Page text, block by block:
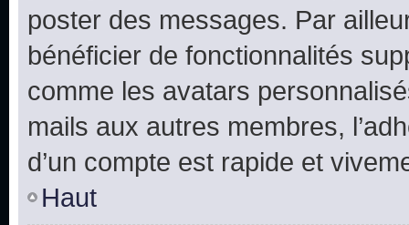
poster des messages. Par
bénéficier de fonctionnalités
comme les avatars
mails aux autres membres,
d’un compte est rapide et
Haut